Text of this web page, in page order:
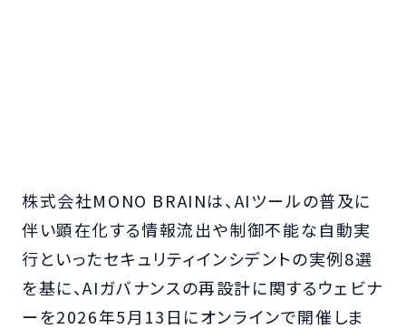
株式会社MONO BRAINは、AIツールの普及に
伴い顕在化する情報流出や制御不能な自動実
行といったセキュリティインシデントの実例8選
を基に、AIガバナンスの再設計に関するウェビナ
ーを2026年5月13日にオンラインで開催しま